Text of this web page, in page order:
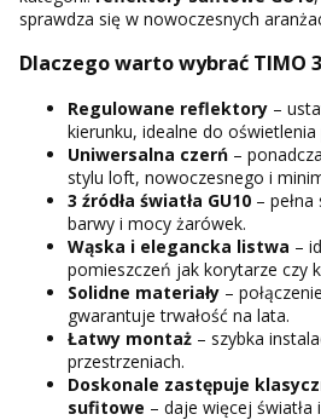
sprawdza się w nowoczesnych
Dlaczego warto wybrać TIMO
Regulowane reflektory –
kierunku, idealne do
Uniwersalna czerń –
stylu loft, nowoczesnego i
3 źródła światła GU10 –
barwy i mocy żarówek.
Wąska i elegancka listwa –
pomieszczeń jak korytarze czy
Solidne materiały –
gwarantuje trwałość na lata.
Łatwy montaż – szybka
przestrzeniach.
Doskonale zastępuje
sufitowe – daje więcej